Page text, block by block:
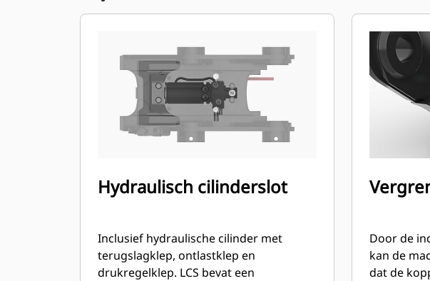
Hydraulisch cilinderslot
Inclusief hydraulische cilinder met
terugslagklep, ontlastklep en
drukregelklep. LCS bevat een
Door de
kan de
dat de